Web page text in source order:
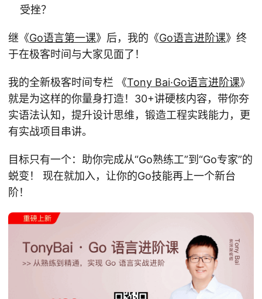
受挫？
继《Go语言第一课》后，我的《Go语言进阶课》终
于在极客时间与大家见面了！
我的全新极客时间专栏 《Tony Bai·Go语言进阶课》
就是为这样的你量身打造！30+讲硬核内容，带你夯
实语法认知，提升设计思维，锻造工程实践能力，更
有实战项目串讲。
目标只有一个：助你完成从“Go熟练工”到“Go专家”的
蜕变！ 现在就加入，让你的Go技能再上一个新台
阶！